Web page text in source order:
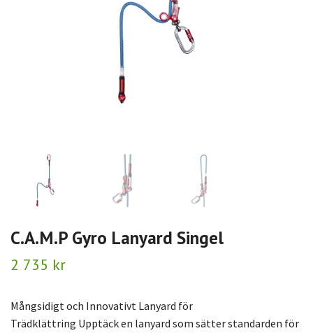
C.A.M.P Gyro Lanyard Singel
2 735 kr
Mångsidigt och Innovativt Lanyard för
Trädklättring Upptäck en lanyard som sätter standarden för